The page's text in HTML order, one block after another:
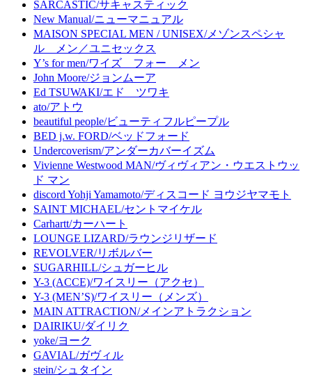
SARCASTIC/サキャスティック
New Manual/ニューマニュアル
MAISON SPECIAL MEN / UNISEX/メゾンスペシャ
ル メン／ユニセックス
Y’s for men/ワイズ フォー メン
John Moore/ジョンムーア
Ed TSUWAKI/エド ツワキ
ato/アトウ
beautiful people/ビューティフルピープル
BED j.w. FORD/ベッドフォード
Undercoverism/アンダーカバーイズム
Vivienne Westwood MAN/ヴィヴィアン・ウエストウッ
ド マン
discord Yohji Yamamoto/ディスコード ヨウジヤマモト
SAINT MICHAEL/セントマイケル
Carhartt/カーハート
LOUNGE LIZARD/ラウンジリザード
REVOLVER/リボルバー
SUGARHILL/シュガーヒル
Y-3 (ACCE)/ワイスリー（アクセ）
Y-3 (MEN’S)/ワイスリー（メンズ）
MAIN ATTRACTION/メインアトラクション
DAIRIKU/ダイリク
yoke/ヨーク
GAVIAL/ガヴィル
stein/シュタイン